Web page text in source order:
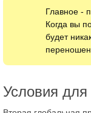
Главное -
Когда вы
будет
Условия